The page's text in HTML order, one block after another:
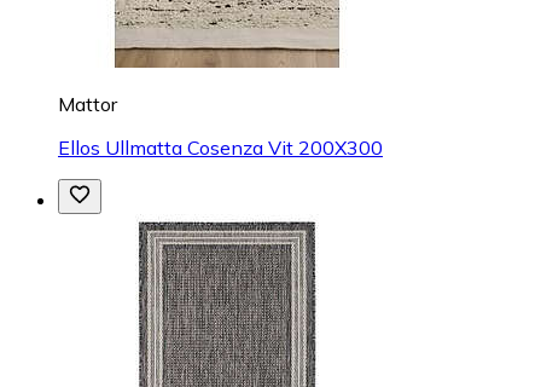
Mattor
Ellos Ullmatta Cosenza Vit 200X300